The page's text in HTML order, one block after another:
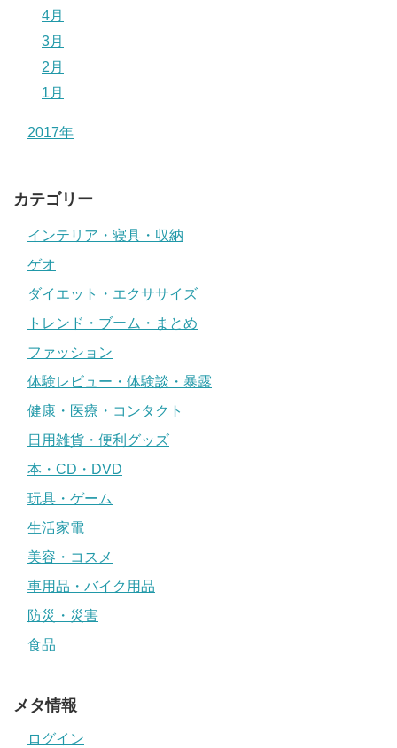
4月
3月
2月
1月
2017年
カテゴリー
インテリア・寝具・収納
ゲオ
ダイエット・エクササイズ
トレンド・ブーム・まとめ
ファッション
体験レビュー・体験談・暴露
健康・医療・コンタクト
日用雑貨・便利グッズ
本・CD・DVD
玩具・ゲーム
生活家電
美容・コスメ
車用品・バイク用品
防災・災害
食品
メタ情報
ログイン